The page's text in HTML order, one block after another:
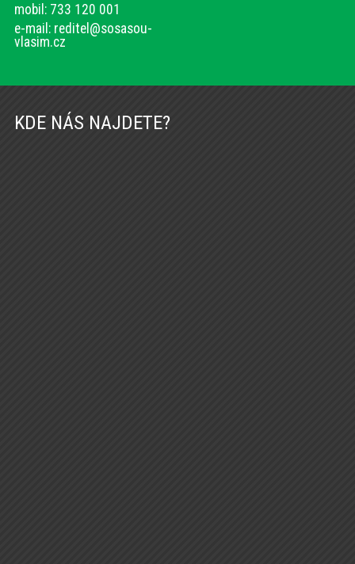
mobil: 733 120 001
e-mail: reditel@sosasou-
vlasim.cz
KDE NÁS NAJDETE?